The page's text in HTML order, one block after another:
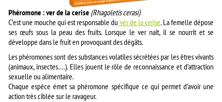
Phéromone : ver de la cerise (Rhagoletis cerasi)
C’est une mouche qui est responsable du ver de la cerise. La femelle dépose
ses œufs sous la peau des fruits. Lorsque le ver naît, il se nourrit et se
développe dans le fruit en provoquant des dégâts.
Les phéromones sont des substances volatiles sécrétées par les êtres vivants
(animaux, insectes….). Elles jouent le rôle de reconnaissance et d’attraction
sexuelle ou alimentaire.
Chaque espèce émet sa phéromone spécifique ce qui permet d’avoir une
action très ciblée sur le ravageur.